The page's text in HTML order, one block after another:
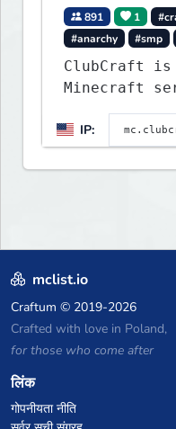
891 1
#anarchy
#smp
ClubCraft is
Minecraft
modes,
Lifesteal,
SkyBlock,
IP:
mclist.io
Craftum © 2019-2026
Crafted with love in Poland,
for those who come after
लिंक
गोपनीयता नीति